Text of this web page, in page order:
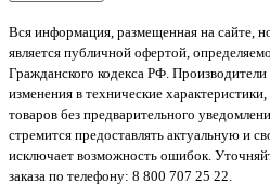
Вся информация, размещенная на сайте,
является публичной офертой,
Гражданского кодекса РФ. Производители
изменения в технические
товаров без предварительного
стремится предоставлять актуальную и
исключает возможность ошибок.
заказа по телефону: 8 800 707 25 22.